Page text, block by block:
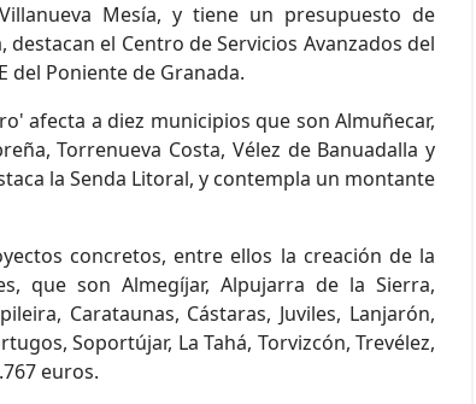
Mesía, y tiene un presupuesto de
el Centro de Servicios Avanzados del
del Poniente de Granada.
afecta a diez municipios que son Almuñecar,
Torrenueva Costa, Vélez de Banuadalla y
la Senda Litoral, y contempla un montante
concretos, entre ellos la creación de la
que son Almegíjar, Alpujarra de la Sierra,
Carataunas, Cástaras, Juviles, Lanjarón,
Soportújar, La Tahá, Torvizcón, Trevélez,
euros.